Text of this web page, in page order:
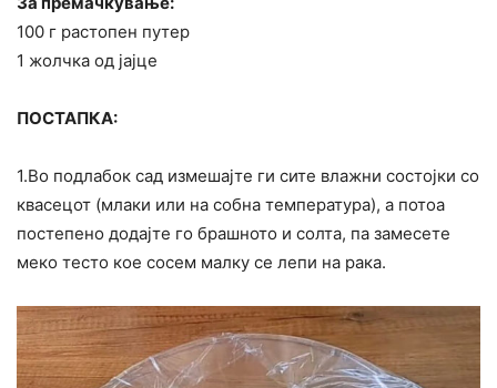
100 г растопен путер
1 жолчка од јајце
ПОСТАПКА:
1.Во подлабок сад измешајте ги сите влажни состојки со
квасецот (млаки или на собна температура), а потоа
постепено додајте го брашното и солта, па замесете
меко тесто кое сосем малку се лепи на рака.